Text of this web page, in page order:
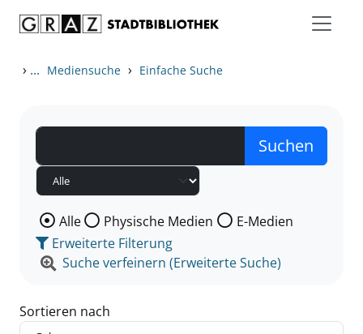
› ... Mediensuche › Einfache Suche
Wählen Sie die Medienart nach der Sie suchen wollen.
Alle Physische Medien
E-Medien
Erweiterte Filterung
Suche verfeinern (Erweiterte Suche)
Sortieren nach